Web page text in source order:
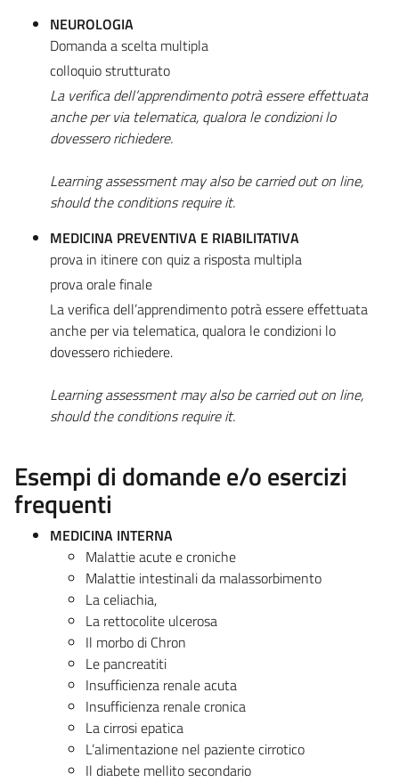
NEUROLOGIA
Domanda a scelta multipla
colloquio strutturato
La verifica dell’apprendimento potrà essere effettuata
anche per via telematica, qualora le condizioni lo
dovessero richiedere.
Learning assessment may also be carried out on line,
should the conditions require it.
MEDICINA PREVENTIVA E RIABILITATIVA
prova in itinere con quiz a risposta multipla
prova orale finale
La verifica dell’apprendimento potrà essere effettuata
anche per via telematica, qualora le condizioni lo
dovessero richiedere.
Learning assessment may also be carried out on line,
should the conditions require it.
Esempi di domande e/o esercizi
frequenti
MEDICINA INTERNA
Malattie acute e croniche
Malattie intestinali da malassorbimento
La celiachia,
La rettocolite ulcerosa
Il morbo di Chron
Le pancreatiti
Insufficienza renale acuta
Insufficienza renale cronica
La cirrosi epatica
L’alimentazione nel paziente cirrotico
Il diabete mellito secondario